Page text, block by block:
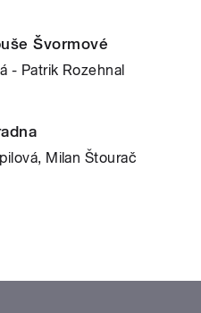
Švormové
- Patrik Rozehnal
Milan Štourač